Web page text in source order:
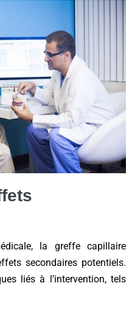
la greffe capillaire
secondaires potentiels.
liés à l’intervention, tels